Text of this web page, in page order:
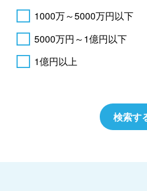
1000万～5000万円以下
5000万円～1億円以下
1億円以上